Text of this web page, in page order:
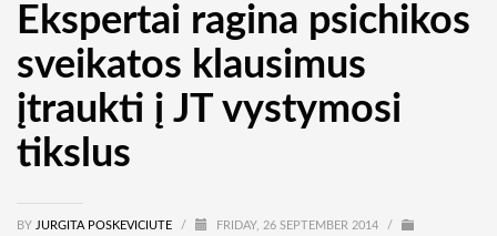
Ekspertai ragina psichikos
sveikatos klausimus
įtraukti į JT vystymosi
tikslus
BY JURGITA POSKEVICIUTE / FRIDAY, 26 SEPTEMBER 2014
/